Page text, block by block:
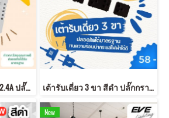
เต้ารับไฟฟ้า USB 5VDC 2.4A ปลั๊ก USB เต้ารับ USB เต้ารับเดี่ยว 3 ขา สีดำ ปลั๊กกราวด์คู่ ได้มาตรฐาน มอก.
New